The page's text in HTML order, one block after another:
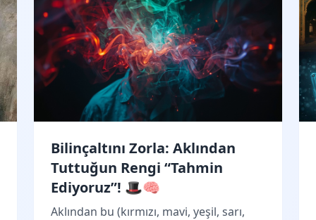
kişiliğini analiz et!
Bilinçaltını Zorla: Aklından
Tuttuğun Rengi “Tahmin
Ediyoruz”! 🎩🧠
Aklından bu (kırmızı, mavi, yeşil, sarı,